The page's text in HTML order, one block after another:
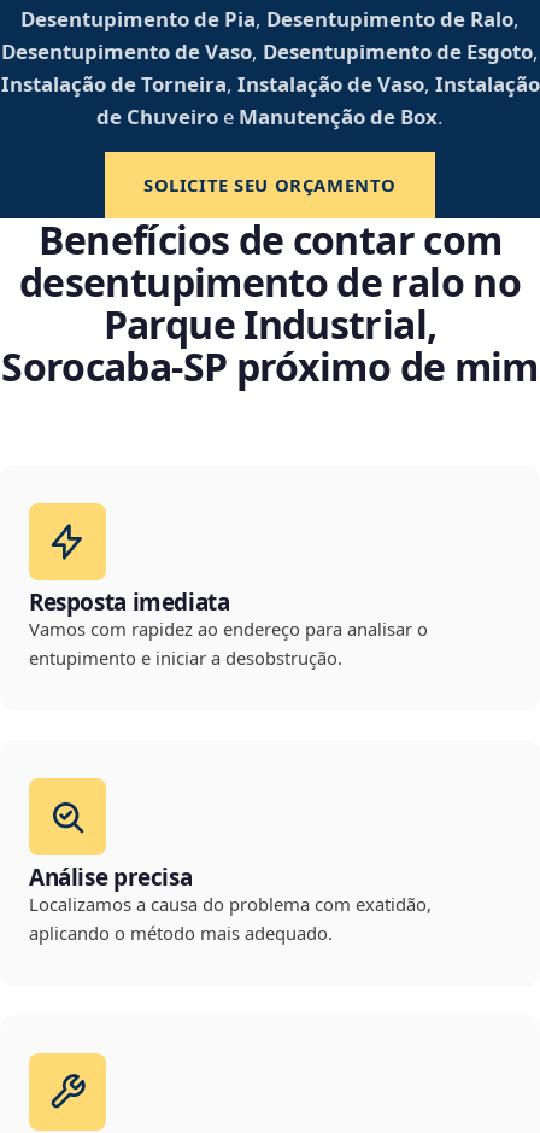
Desentupimento de Pia, Desentupimento de Ralo,
Desentupimento de Vaso, Desentupimento de Esgoto,
Instalação de Torneira, Instalação de Vaso, Instalação
de Chuveiro e Manutenção de Box.
SOLICITE SEU ORÇAMENTO
Benefícios de contar com
desentupimento de ralo no
Parque Industrial,
Sorocaba‑SP próximo de mim
Resposta imediata
Vamos com rapidez ao endereço para analisar o
entupimento e iniciar a desobstrução.
Análise precisa
Localizamos a causa do problema com exatidão,
aplicando o método mais adequado.